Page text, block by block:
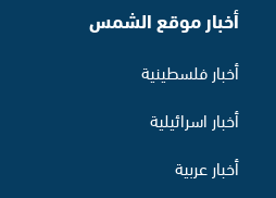
أخبار موقع الشمس
أخبار فلسطينية
أخبار اسرائيلية
أخبار عربية